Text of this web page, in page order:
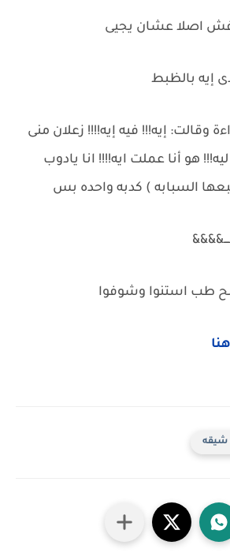
اصلا عشان يجيى
إيه بالظبط
وقالت: إيه!!! فيه إيه!!!! زعلان منى
هو أنا عملت ايه!!!! انا يادوب
السبابه ) كدبه واحده بس
طب استنوا وشوفوا
شيقه